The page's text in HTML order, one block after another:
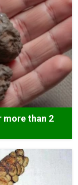
more than 2